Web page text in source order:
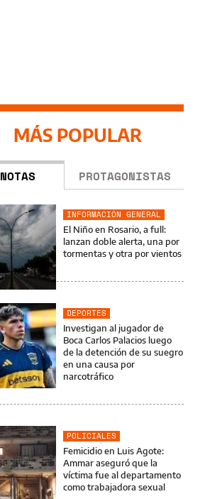
MÁS POPULAR
NOTAS PROTAGONISTAS
INFORMACIÓN GENERAL
El Niño en Rosario, a full:
lanzan doble alerta, una por
tormentas y otra por vientos
DEPORTES
Investigan al jugador de
Boca Carlos Palacios luego
de la detención de su suegro
en una causa por
narcotráfico
POLICIALES
Femicidio en Luis Agote:
Ammar aseguró que la
víctima fue al departamento
como trabajadora sexual